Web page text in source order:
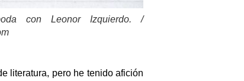
con Leonor Izquierdo. /
literatura, pero he tenido afición